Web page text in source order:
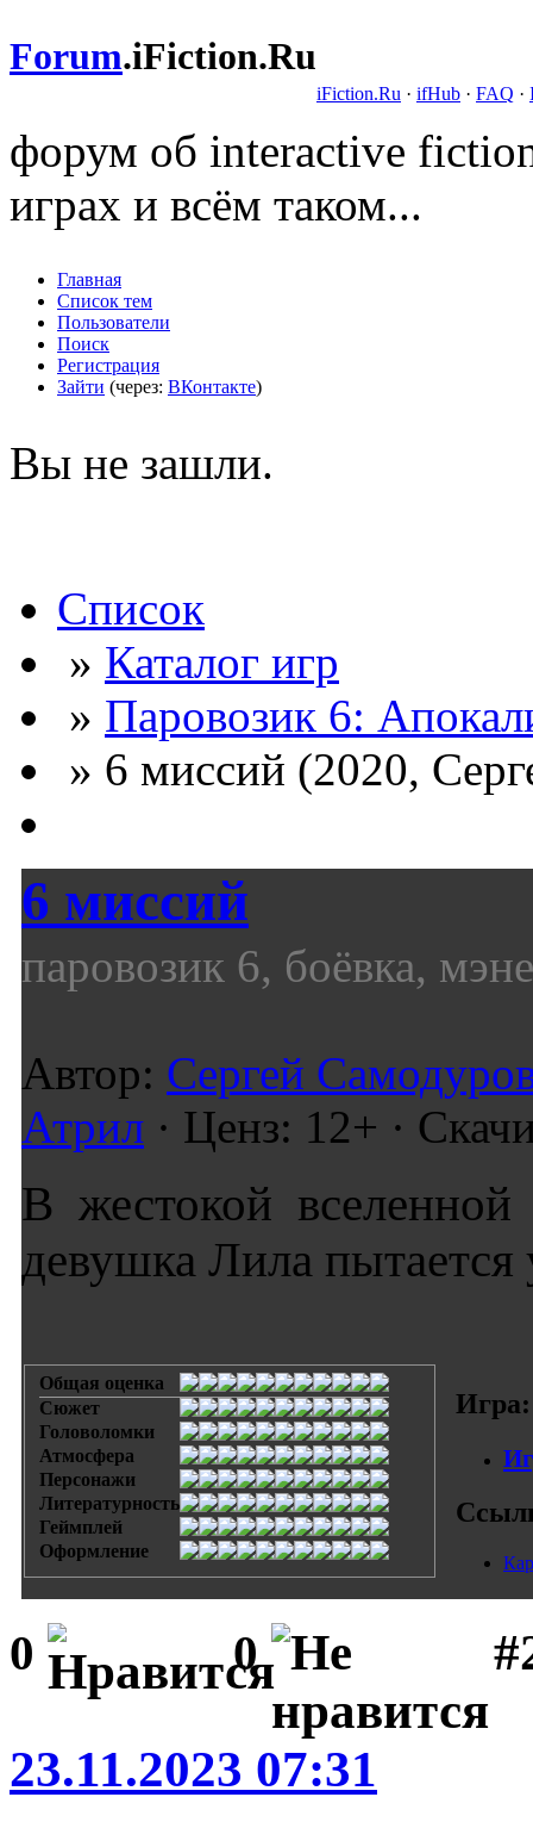
Forum.iFiction.Ru
iFiction.Ru · ifHub · FAQ ·
форум об interactive
играх и всём таком...
Главная
Список тем
Пользователи
Поиск
Регистрация
Зайти (через: ВКонтакте)
Вы не зашли.
Список
» Каталог игр
» Паровозик 6:
» 6 миссий (2020,
6 миссий
паровозик 6, боёвка,
Автор: Сергей
Атрил · Ценз: 12+ ·
В жестокой вселенной
девушка Лила
Общая оценка
Сюжет
Головоломки
Атмосфера
Персонажи
Литературность
Геймплей
Оформление
Игра:
0 0
23.11.2023 07:31